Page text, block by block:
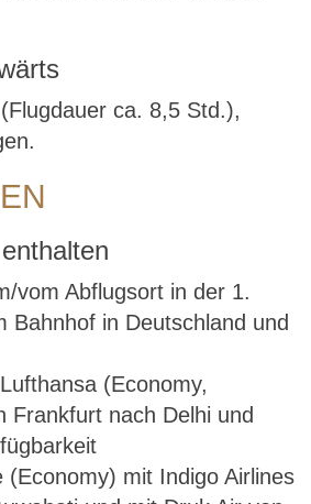
ca. 8,5 Std.),
vom Abflugsort in der 1.
Bahnhof in Deutschland und
(Economy,
Frankfurt nach Delhi und
(Economy) mit Indigo Airlines